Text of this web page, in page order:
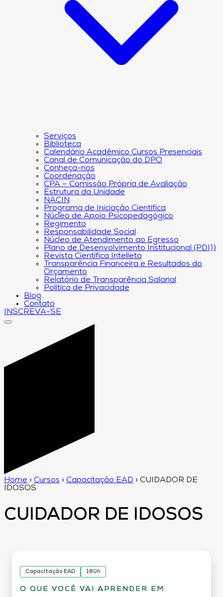
Serviços
Biblioteca
Calendário Acadêmico Cursos Presenciais
Canal de Comunicação do DPO
Conheça-nos
Coordenação
CPA – Comissão Própria de Avaliação
Estrutura da Unidade
NACIN
Programa de Iniciação Científica
Núcleo de Apoio Psicopedagógico
Regimento
Responsabilidade Social
Núcleo de Atendimento ao Egresso
Plano de Desenvolvimento Institucional (PDI))
Revista Científica Intelleto
Transparência Financeira e Resultados do
Orçamento
Relatório de Transparência Salarial
Política de Privacidade
Blog
Contato
INSCREVA-SE
Home › Cursos › Capacitação EAD › CUIDADOR DE
IDOSOS
CUIDADOR DE IDOSOS
Capacitação EAD 180h
O QUE VOCÊ VAI APRENDER EM